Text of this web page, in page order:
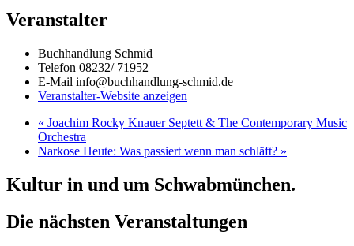
Veranstalter
Buchhandlung Schmid
Telefon 08232/ 71952
E-Mail info@buchhandlung-schmid.de
Veranstalter-Website anzeigen
« Joachim Rocky Knauer Septett & The Contemporary Music
Orchestra
Narkose Heute: Was passiert wenn man schläft? »
Kultur in und um Schwabmünchen.
Die nächsten Veranstaltungen